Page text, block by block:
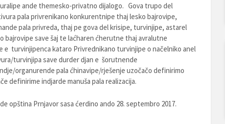
ande themesko-privatno dijalogo. Gova trupo del
pala privrenikano konkurentnipe thaj lesko bajrovipe,
pala privreda, thaj pe gova del krisipe, turvinjipe, astarel
bajrovipe save šaj te laćharen ćherutne thaj avralutne
e turvinjipenca kataro Privrednikano turvinjipe o načelniko anel
turvinjipa save durder djan e šorutnende
organurende pala ćhinavipe/rješenje uzočačo definirimo
definirime indjarde manuša pala realizacija.
opština Prnjavor sasa ćerdino ando 28. septembro 2017.